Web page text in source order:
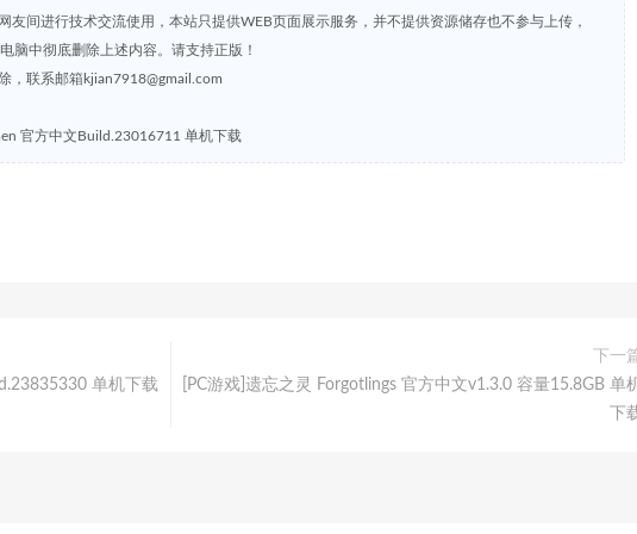
友间进行技术交流使用，本站只提供WEB页面展示服务，并不提供资源储存也不参与上传，
脑中彻底删除上述内容。请支持正版！
，联系邮箱kjian7918@gmail.com
官方中文Build.23016711 单机下载
单机下载
下一
[PC游戏]遗忘之灵 Forgotlings 官方中文v1.3.0 容量15.8GB 单
下